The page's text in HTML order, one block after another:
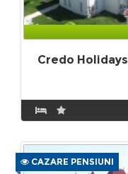
Credo
CAZARE PENSIUNI